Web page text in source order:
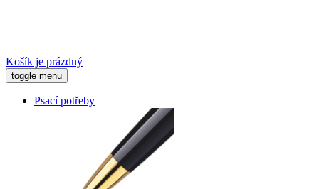
Košík je prázdný
toggle menu
Psací potřeby